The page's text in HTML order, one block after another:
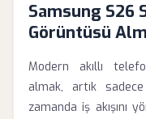
Samsung S26
Görüntüsü
Modern akıllı
almak, artık
zamanda iş akışını